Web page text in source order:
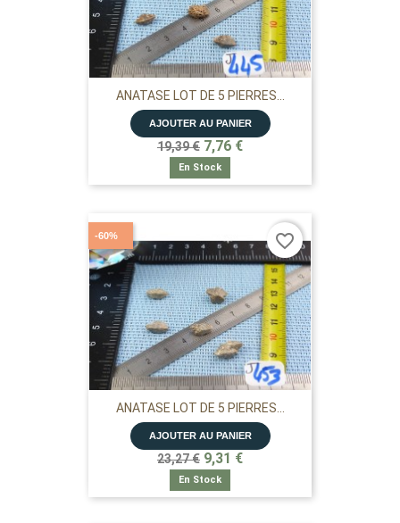
ANATASE LOT DE 5 PIERRES...
AJOUTER AU PANIER
19,39 € 7,76 €
En Stock
ANATASE LOT DE 5 PIERRES...
AJOUTER AU PANIER
23,27 € 9,31 €
En Stock
-60% favorite_border